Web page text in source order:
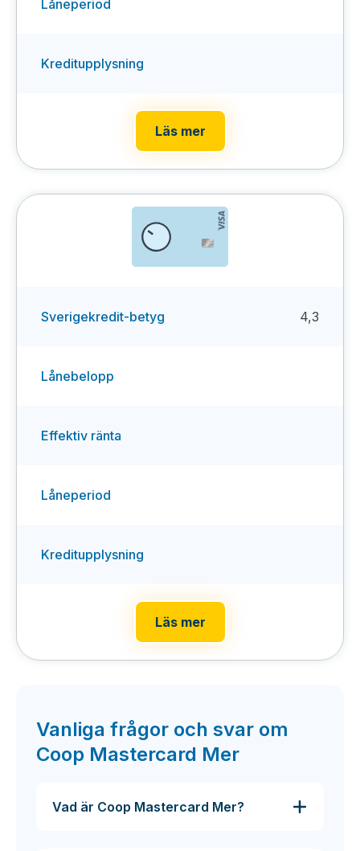
Låneperiod
Kreditupplysning
Läs mer
Sverigekredit-betyg 4,3
Lånebelopp
Effektiv ränta
Låneperiod
Kreditupplysning
Läs mer
Vanliga frågor och svar om
Coop Mastercard Mer
Vad är Coop Mastercard Mer?